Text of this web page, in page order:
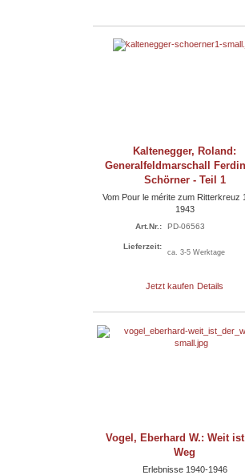
Kaltenegger, Roland:
Generalfeldmarschall
Schörner - Teil 1
Vom Pour le mérite zum Ritterkreuz
1943
Art.Nr.: PD-06563
Lieferzeit:
ca. 3-5 Werktage
Jetzt kaufen Details
Vogel, Eberhard W.: Weit
Weg
Erlebnisse 1940-1946